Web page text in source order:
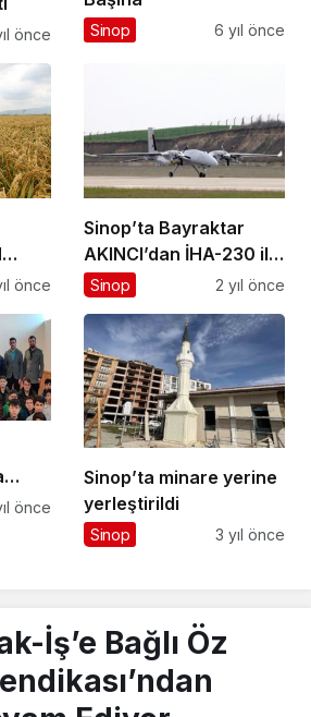
önce Sinop 6 yıl önce
önce
Sinop’ta Bayraktar
AKINCI’dan İHA-230 ile
çifte atış..
Sinop 2 yıl önce
önce
Sinop’ta minare yerine
yerleştirildi
Sinop 3 yıl önce
İş’e Bağlı Öz